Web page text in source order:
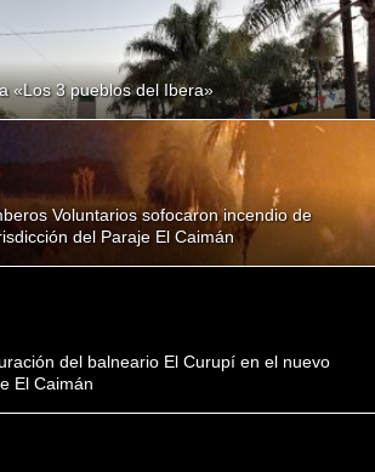
«Los 3 pueblos del Ibera»
Voluntarios sofocaron incendio de
del Paraje El Caimán
del balneario El Curupí en el nuevo
El Caimán